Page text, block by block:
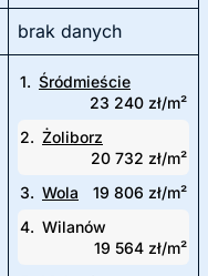
brak danych
1. Śródmieście
23 240 zł/m²
2. Żoliborz
20 732 zł/m²
3. Wola
19 806 zł/m²
4. Wilanów
19 564 zł/m²